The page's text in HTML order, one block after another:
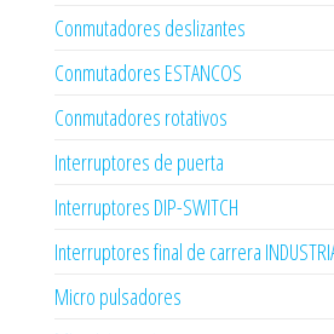
Conmutadores deslizantes
Conmutadores ESTANCOS
Conmutadores rotativos
Interruptores de puerta
Interruptores DIP-SWITCH
Interruptores final de carrera
Micro pulsadores